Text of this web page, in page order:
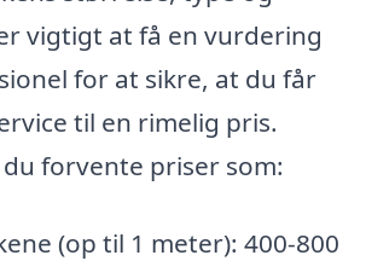
vigtigt at få en vurdering
for at sikre, at du får
til en rimelig pris.
forvente priser som:
(op til 1 meter): 400-800